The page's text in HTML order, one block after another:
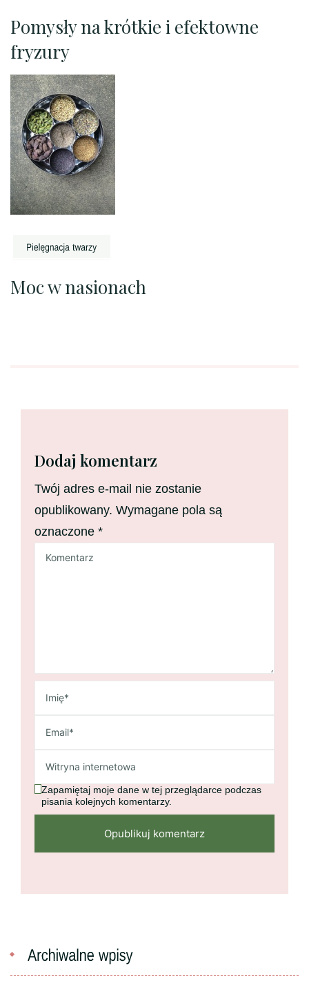
Pomysły na krótkie i efektowne
fryzury
Moc w nasionach
Dodaj komentarz
Twój adres e-mail nie zostanie
opublikowany. Wymagane pola są
oznaczone *
Zapamiętaj moje dane w tej przeglądarce podczas
pisania kolejnych komentarzy.